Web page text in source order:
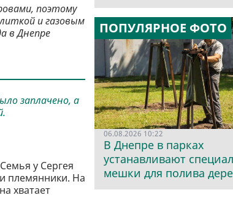
поэтому
и газовым
в Днепре
заплачено, а
у Сергея
племянники. На
хватает
ПОПУЛЯРНОЕ ФОТО
06.08.2026 10:22
В Днепре в парках
устанавливают
мешки для полива